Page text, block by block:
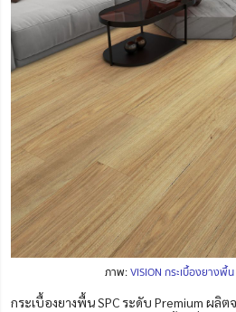
ภาพ:VISION กระเบื้องยางพื้
กระเบื้องยางพื้น SPC ระดับ Premium ผลิต